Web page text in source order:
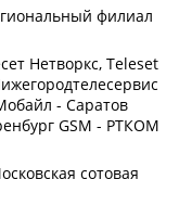
филиал
Нетворкс, Teleset
- Саратов
GSM - РТКОМ
сотовая